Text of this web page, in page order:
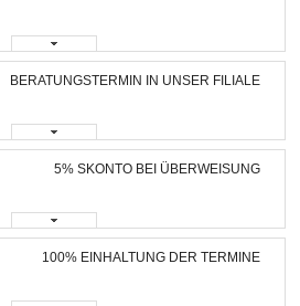
BERATUNGSTERMIN IN UNSER FILIALE
5% SKONTO BEI ÜBERWEISUNG
100% EINHALTUNG DER TERMINE